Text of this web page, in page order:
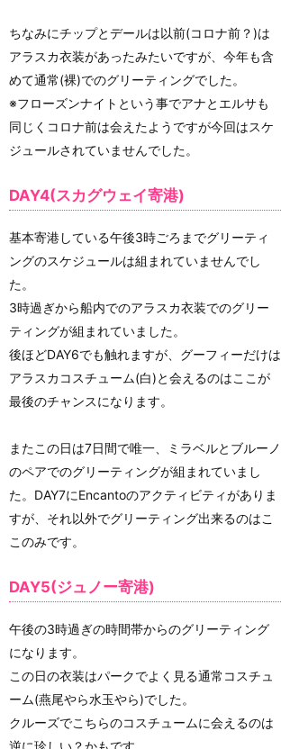
ちなみにチップとデールは以前(コロナ前？)は
アラスカ衣装があったみたいですが、今年も含
めて通常(裸)でのグリーティングでした。
※フローズンナイトという事でアナとエルサも
同じくコロナ前は会えたようですが今回はスケ
ジュールされていませんでした。
DAY4(スカグウェイ寄港)
基本寄港している午後3時ごろまでグリーティ
ングのスケジュールは組まれていませんでし
た。
3時過ぎから船内でのアラスカ衣装でのグリー
ティングが組まれていました。
後ほどDAY6でも触れますが、グーフィーだけは
アラスカコスチューム(白)と会えるのはここが
最後のチャンスになります。
またこの日は7日間で唯一、ミラベルとブルーノ
のペアでのグリーティングが組まれていまし
た。DAY7にEncantoのアクティビティがありま
すが、それ以外でグリーティング出来るのはこ
このみです。
DAY5(ジュノー寄港)
午後の3時過ぎの時間帯からのグリーティング
になります。
この日の衣装はパークでよく見る通常コスチュ
ーム(燕尾やら水玉やら)でした。
クルーズでこちらのコスチュームに会えるのは
逆に珍しい？かもです。